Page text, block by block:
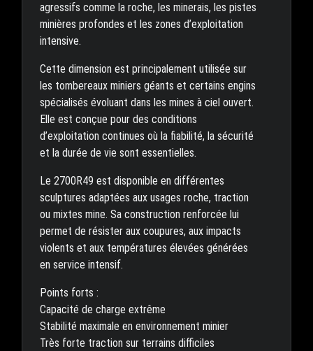
agressifs comme la roche, les minerais, les pistes
minières profondes et les zones d’exploitation
intensive.
Cette dimension est principalement utilisée sur
les tombereaux miniers géants et certains engins
spécialisés évoluant dans les mines à ciel ouvert.
Elle est conçue pour des conditions
d’exploitation continues où la fiabilité, la sécurité
et la durée de vie sont essentielles.
Le 2700R49 est disponible en différentes
sculptures adaptées aux usages roche, traction
ou mixtes mine. Sa construction renforcée lui
permet de résister aux coupures, aux impacts
violents et aux températures élevées générées
en service intensif.
Points forts :
Capacité de charge extrême
Stabilité maximale en environnement minier
Très forte traction sur terrains difficiles